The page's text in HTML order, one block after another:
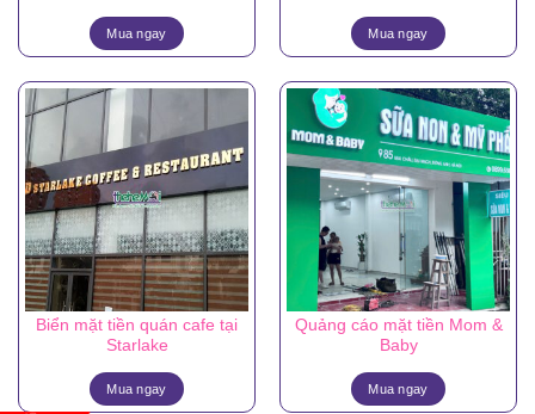
Mua ngay Mua ngay
Biển mặt tiền quán cafe tại
Starlake
Mua ngay
Quảng cáo mặt tiền Mom &
Baby
Mua ngay